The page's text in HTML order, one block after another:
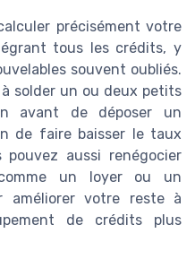
précisément votre
tous les crédits, y
souvent oubliés.
solder un ou deux petits
avant de déposer un
de faire baisser le taux
pouvez aussi renégocier
un loyer ou un
améliorer votre reste à
de crédits plus